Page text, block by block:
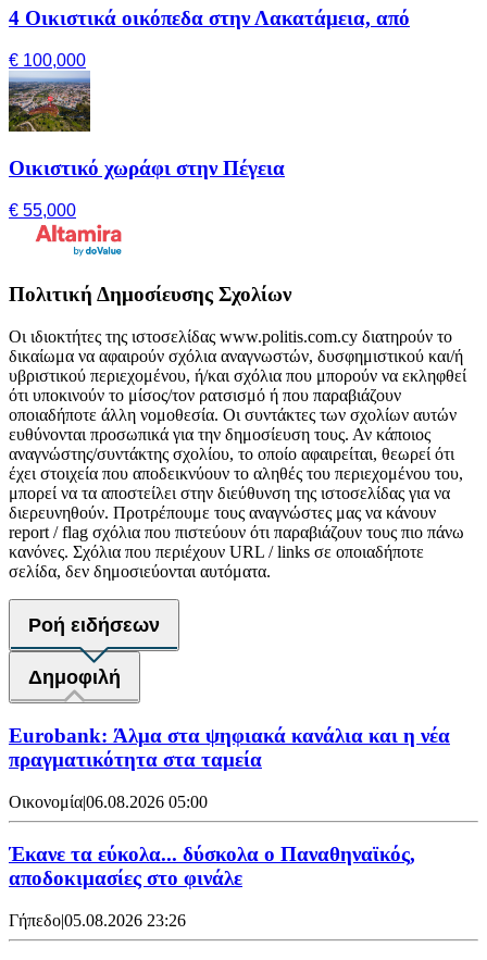
4 Οικιστικά οικόπεδα στην Λακατάμεια, από
€ 100,000
Οικιστικό χωράφι στην Πέγεια
€ 55,000
Πολιτική Δημοσίευσης Σχολίων
Οι ιδιοκτήτες της ιστοσελίδας www.politis.com.cy διατηρούν το
δικαίωμα να αφαιρούν σχόλια αναγνωστών, δυσφημιστικού και/ή
υβριστικού περιεχομένου, ή/και σχόλια που μπορούν να εκληφθεί
ότι υποκινούν το μίσος/τον ρατσισμό ή που παραβιάζουν
οποιαδήποτε άλλη νομοθεσία. Οι συντάκτες των σχολίων αυτών
ευθύνονται προσωπικά για την δημοσίευση τους. Αν κάποιος
αναγνώστης/συντάκτης σχολίου, το οποίο αφαιρείται, θεωρεί ότι
έχει στοιχεία που αποδεικνύουν το αληθές του περιεχομένου του,
μπορεί να τα αποστείλει στην διεύθυνση της ιστοσελίδας για να
διερευνηθούν. Προτρέπουμε τους αναγνώστες μας να κάνουν
report / flag σχόλια που πιστεύουν ότι παραβιάζουν τους πιο πάνω
κανόνες. Σχόλια που περιέχουν URL / links σε οποιαδήποτε
σελίδα, δεν δημοσιεύονται αυτόματα.
Ροή ειδήσεων
Δημοφιλή
Eurobank: Άλμα στα ψηφιακά κανάλια και η νέα
πραγματικότητα στα ταμεία
Οικονομία|06.08.2026 05:00
Έκανε τα εύκολα... δύσκολα ο Παναθηναϊκός,
αποδοκιμασίες στο φινάλε
Γήπεδο|05.08.2026 23:26